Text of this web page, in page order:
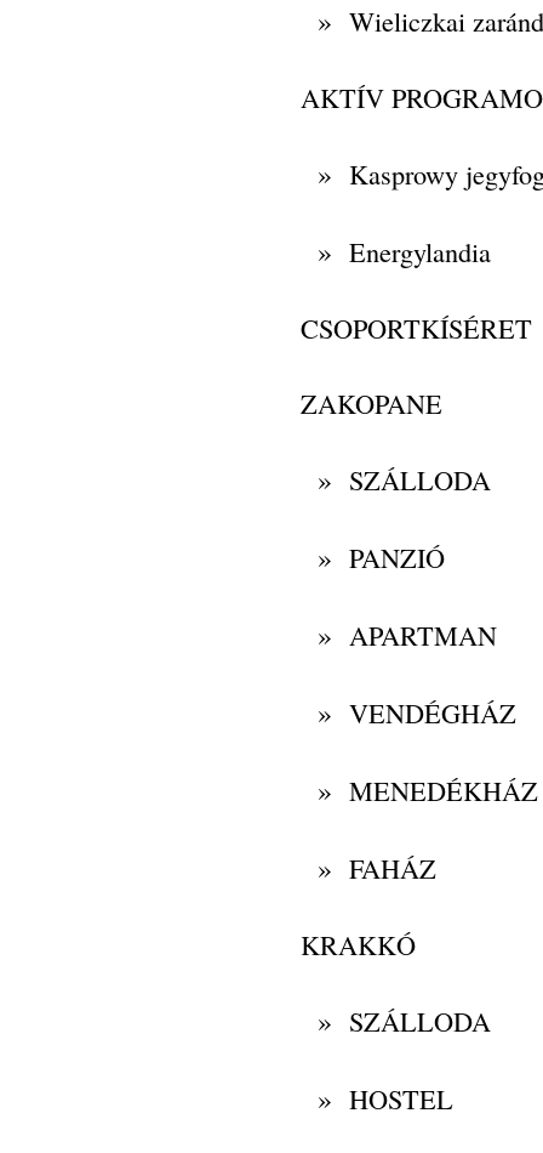
» Wieliczkai
AKTÍV
» Kasprowy
» Energylandia
CSOPORTKÍSÉRET
ZAKOPANE
» SZÁLLODA
» PANZIÓ
» APARTMAN
» VENDÉGHÁZ
» MENEDÉKHÁZ
» FAHÁZ
KRAKKÓ
» SZÁLLODA
» HOSTEL